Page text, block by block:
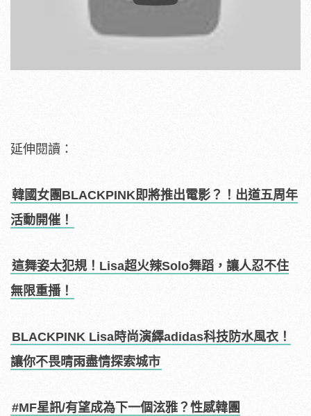
延伸閱讀：
韓國女團BLACKPINK即將推出電影？！出道五周年
活動開催！
這舞姿太犯規！Lisa超火辣Solo舞蹈，讓人忍不住
無限重播！
BLACKPINK Lisa時尚演繹adidas科技防水風衣！
讓你不畏晴雨盡情探索城市
#MF星訊/有望成為下一個泫雅？性感韓團